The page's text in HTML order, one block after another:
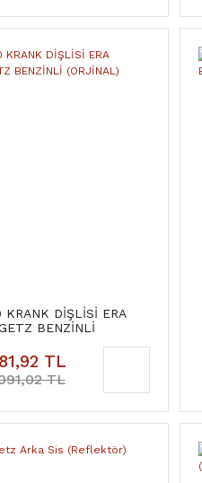
KRANK DİŞLİSİ ERA
BENZİNLİ
TL
TL